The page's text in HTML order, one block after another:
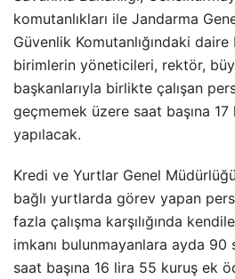
komutanlıkları ile Jandarma
Güvenlik Komutanlığındaki
birimlerin yöneticileri, rektör,
başkanlarıyla birlikte çalışan
geçmemek üzere saat başına
yapılacak.
Kredi ve Yurtlar Genel
bağlı yurtlarda görev yapan
fazla çalışma karşılığında
imkanı bulunmayanlara ayda
saat başına 16 lira 55 kuruş ek